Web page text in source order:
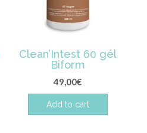
Clean’Intest 60 gél
Biform
49,00€
Add to cart